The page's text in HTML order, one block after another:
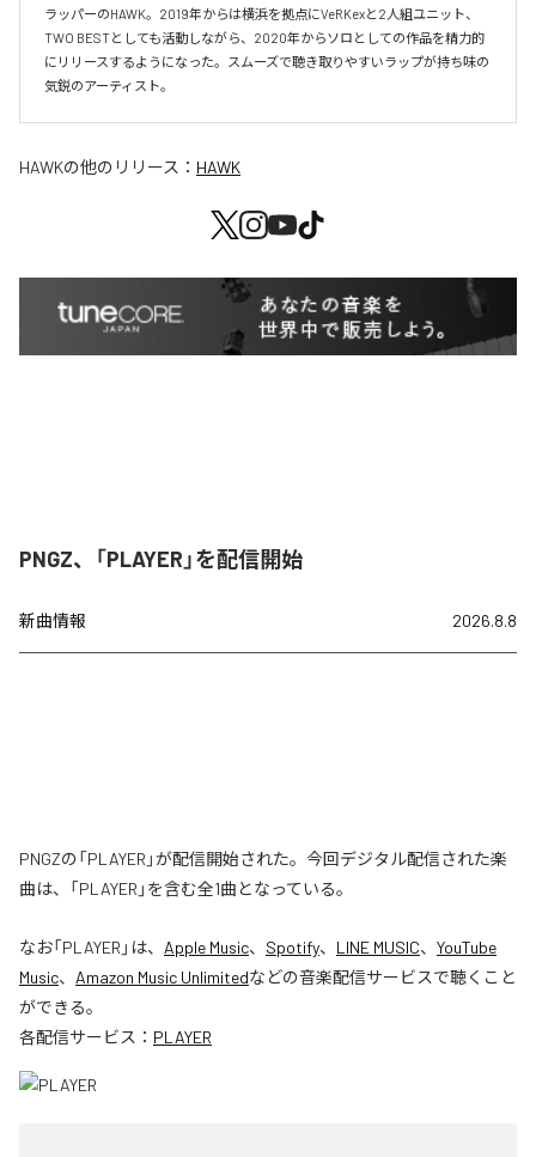
ラッパーのHAWK。2019年からは横浜を拠点にVeRKexと2人組ユニット、
TWO BESTとしても活動しながら、2020年からソロとしての作品を精力的
にリリースするようになった。スムーズで聴き取りやすいラップが持ち味の
気鋭のアーティスト。
HAWKの他のリリース： HAWK
PNGZ、「PLAYER」を配信開始
新曲情報 2026.8.8
PNGZの「PLAYER」が配信開始された。今回デジタル配信された楽
曲は、「PLAYER」を含む全1曲となっている。
なお「PLAYER 」は、 Apple Music、 Spotify、 LINE MUSIC、 YouTube
Music、 Amazon Music Unlimitedなどの音楽配信サービスで聴くこと
ができる。
各配信サービス： PLAYER